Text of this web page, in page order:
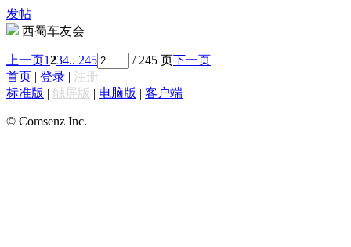
发帖
西蜀车友会
上一页1234.. 245 / 245 页下一页
首页 | 登录 | 注册
标准版 | 触屏版 | 电脑版 | 客户端
© Comsenz Inc.